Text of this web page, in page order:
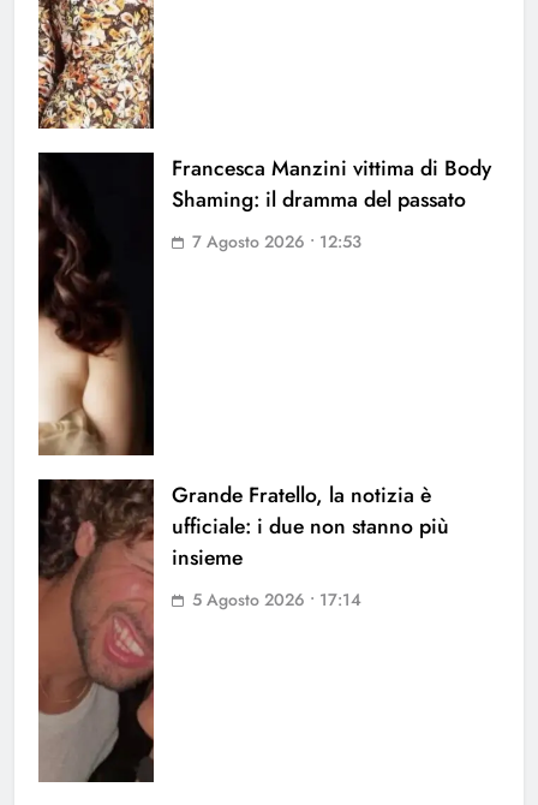
Francesca Manzini vittima di Body
Shaming: il dramma del passato
7 Agosto 2026 • 12:53
Grande Fratello, la notizia è
ufficiale: i due non stanno più
insieme
5 Agosto 2026 • 17:14